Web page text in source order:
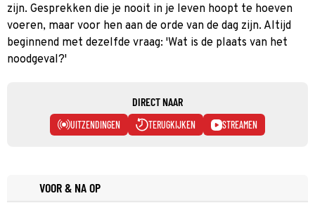
zijn. Gesprekken die je nooit in je leven hoopt te hoeven
voeren, maar voor hen aan de orde van de dag zijn. Altijd
beginnend met dezelfde vraag: 'Wat is de plaats van het
noodgeval?'
DIRECT NAAR
UITZENDINGEN TERUGKIJKEN STREAMEN
VOOR & NA OP